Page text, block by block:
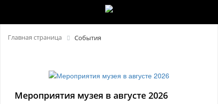
Главная страница События
Мероприятия музея в августе 2026